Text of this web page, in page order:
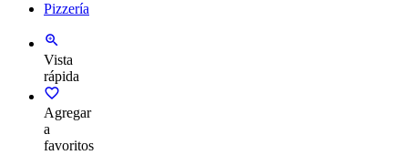
Pizzería
Vista
rápida
Agregar
a
favoritos